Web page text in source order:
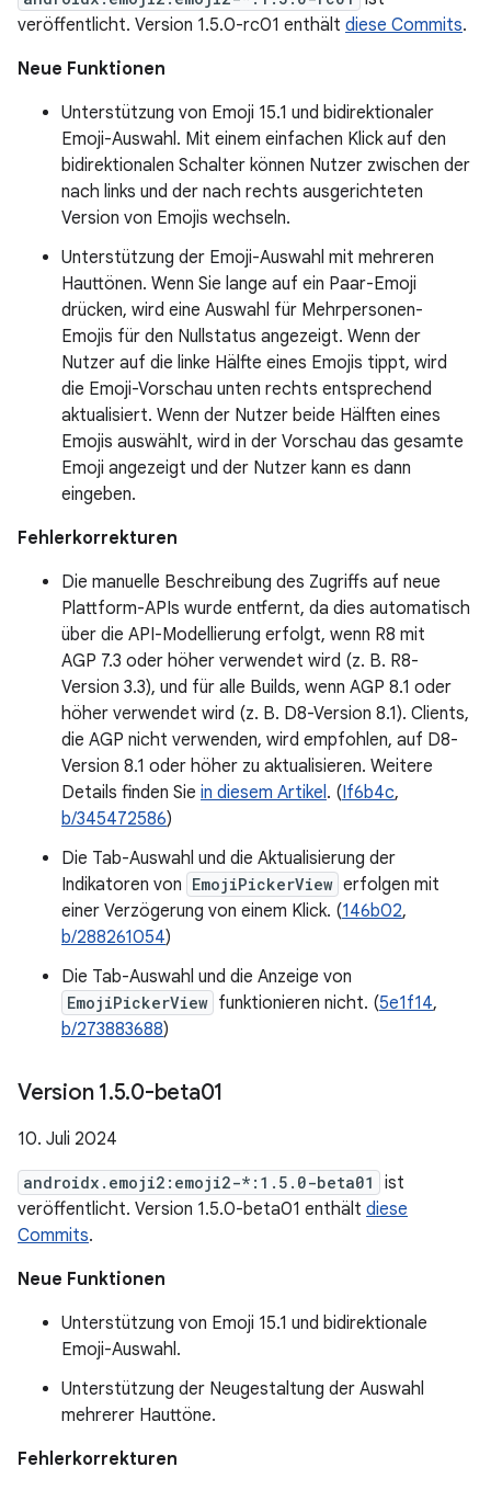
veröffentlicht. Version 1.5.0-rc01 enthält diese Commits.
Neue Funktionen
Unterstützung von Emoji 15.1 und bidirektionaler
Emoji-Auswahl. Mit einem einfachen Klick auf den
bidirektionalen Schalter können Nutzer zwischen der
nach links und der nach rechts ausgerichteten
Version von Emojis wechseln.
Unterstützung der Emoji-Auswahl mit mehreren
Hauttönen. Wenn Sie lange auf ein Paar-Emoji
drücken, wird eine Auswahl für Mehrpersonen-
Emojis für den Nullstatus angezeigt. Wenn der
Nutzer auf die linke Hälfte eines Emojis tippt, wird
die Emoji-Vorschau unten rechts entsprechend
aktualisiert. Wenn der Nutzer beide Hälften eines
Emojis auswählt, wird in der Vorschau das gesamte
Emoji angezeigt und der Nutzer kann es dann
eingeben.
Fehlerkorrekturen
Die manuelle Beschreibung des Zugriffs auf neue
Plattform-APIs wurde entfernt, da dies automatisch
über die API-Modellierung erfolgt, wenn R8 mit
AGP 7.3 oder höher verwendet wird (z. B. R8-
Version 3.3), und für alle Builds, wenn AGP 8.1 oder
höher verwendet wird (z. B. D8-Version 8.1). Clients,
die AGP nicht verwenden, wird empfohlen, auf D8-
Version 8.1 oder höher zu aktualisieren. Weitere
Details finden Sie in diesem Artikel. (If6b4c,
b/345472586)
Die Tab-Auswahl und die Aktualisierung der
Indikatoren von EmojiPickerView erfolgen mit
einer Verzögerung von einem Klick. (146b02,
b/288261054)
Die Tab-Auswahl und die Anzeige von
EmojiPickerView funktionieren nicht. (5e1f14,
b/273883688)
Version 1.5.0-beta01
10. Juli 2024
androidx.emoji2:emoji2-*:1.5.0-beta01
ist
veröffentlicht. Version 1.5.0-beta01 enthält diese
Commits.
Neue Funktionen
Unterstützung von Emoji 15.1 und bidirektionale
Emoji-Auswahl.
Unterstützung der Neugestaltung der Auswahl
mehrerer Hauttöne.
Fehlerkorrekturen